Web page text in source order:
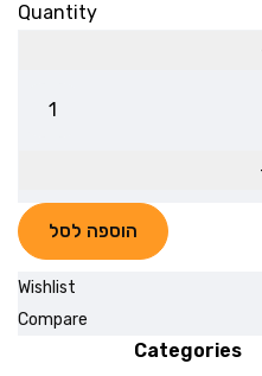
Quantity
הוספה לסל
Wishlist
Compare
Categories